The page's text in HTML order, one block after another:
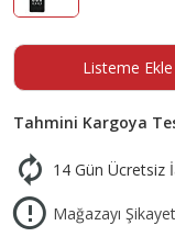
Listeme Ekle
Tahmini Kargoya
14 Gün Ücretsiz
Mağazayı